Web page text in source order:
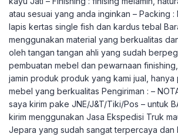
atau sesuai yang anda inginkan – Packing :
lapis kertas single fish dan kardus tebal
menggunakan material yang berkualitas
oleh tangan tangan ahli yang sudah
pembuatan mebel dan pewarnaan
jamin produk produk yang kami jual,
mebel yang berkualitas Pengiriman : –
saya kirim pake JNE/J&T/Tiki/Pos – untuk
kirim menggunakan Jasa Ekspedisi Truk
Jepara yang sudah sangat terpercaya dan